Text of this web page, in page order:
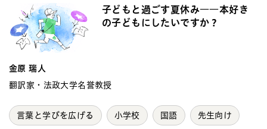
子どもと過ごす夏休み――本好き
の子どもにしたいですか？
金原 瑞人
翻訳家・法政大学名誉教授
言葉と学びを広げる 小学校 国語 先生向け